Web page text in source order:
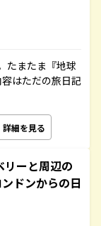
たまたま『地球
はただの旅日記
詳細を見る
リーと周辺の
ドンからの日